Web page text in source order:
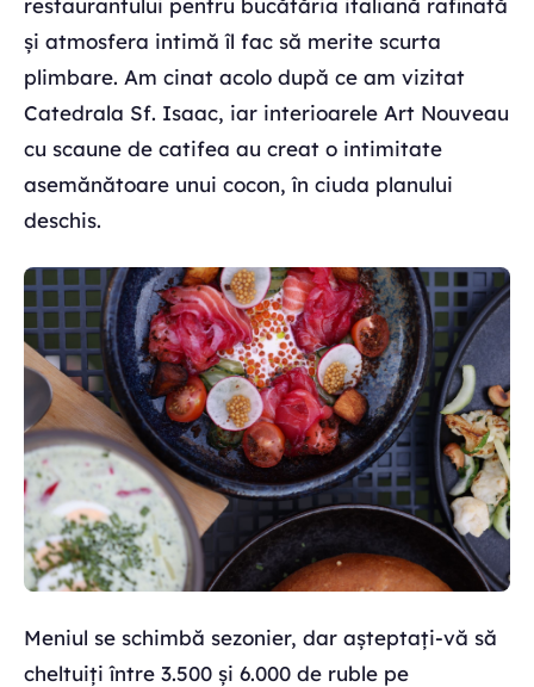
restaurantului pentru bucătăria italiană rafinată
și atmosfera intimă îl fac să merite scurta
plimbare. Am cinat acolo după ce am vizitat
Catedrala Sf. Isaac, iar interioarele Art Nouveau
cu scaune de catifea au creat o intimitate
asemănătoare unui cocon, în ciuda planului
deschis.
Meniul se schimbă sezonier, dar așteptați-vă să
cheltuiți între 3.500 și 6.000 de ruble pe